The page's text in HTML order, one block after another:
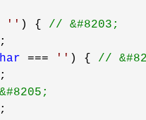
' ' ) { // &#8203;
;
=== ' ' ) { //
;
;